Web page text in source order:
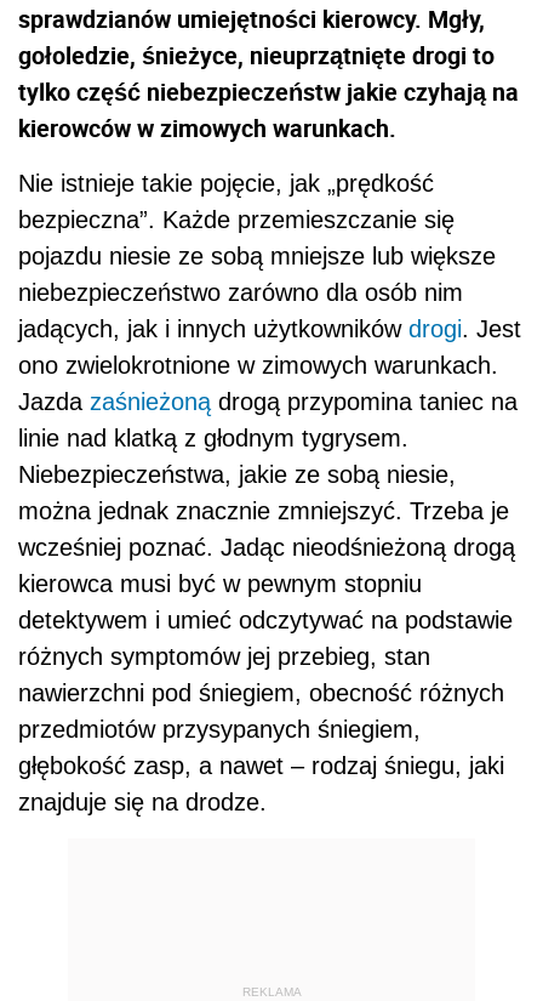
sprawdzianów umiejętności kierowcy. Mgły,
gołoledzie, śnieżyce, nieuprzątnięte drogi to
tylko część niebezpieczeństw jakie czyhają na
kierowców w zimowych warunkach.
Nie istnieje takie pojęcie, jak „prędkość
bezpieczna”. Każde przemieszczanie się
pojazdu niesie ze sobą mniejsze lub większe
niebezpieczeństwo zarówno dla osób nim
jadących, jak i innych użytkowników drogi. Jest
ono zwielokrotnione w zimowych warunkach.
Jazda zaśnieżoną drogą przypomina taniec na
linie nad klatką z głodnym tygrysem.
Niebezpieczeństwa, jakie ze sobą niesie,
można jednak znacznie zmniejszyć. Trzeba je
wcześniej poznać. Jadąc nieodśnieżoną drogą
kierowca musi być w pewnym stopniu
detektywem i umieć odczytywać na podstawie
różnych symptomów jej przebieg, stan
nawierzchni pod śniegiem, obecność różnych
przedmiotów przysypanych śniegiem,
głębokość zasp, a nawet – rodzaj śniegu, jaki
znajduje się na drodze.
REKLAMA